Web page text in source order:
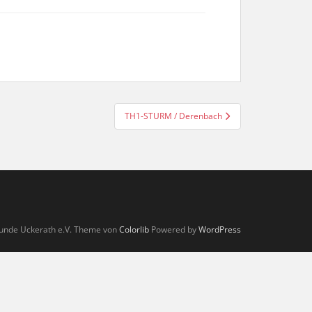
TH1-STURM / Derenbach
Uckerath e.V. Theme vonColorlib Powered byWordPress